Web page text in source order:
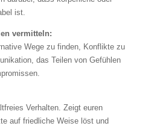
ist.
vermitteln:
Wege zu finden, Konflikte zu
das Teilen von Gefühlen
Verhalten. Zeigt euren
auf friedliche Weise löst und